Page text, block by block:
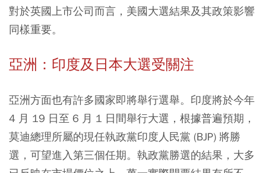
對於英國上市公司而言，美國大選結果及其政策影響
同樣重要。
亞洲：印度及日本大選受關注
亞洲方面也有許多國家即將舉行選舉。印度將於今年
4 月 19 日至 6 月 1 日間舉行大選，根據普遍預期，
莫迪總理所屬的現任執政黨印度人民黨 (BJP) 將勝
選，可望進入第三個任期。執政黨勝選的結果，大多